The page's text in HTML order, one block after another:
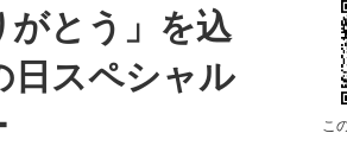
がとう」を込
日スペシャル
こ